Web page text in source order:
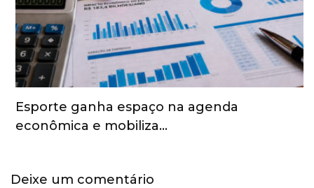
Esporte ganha espaço na agenda
econômica e mobiliza…
Deixe um comentário